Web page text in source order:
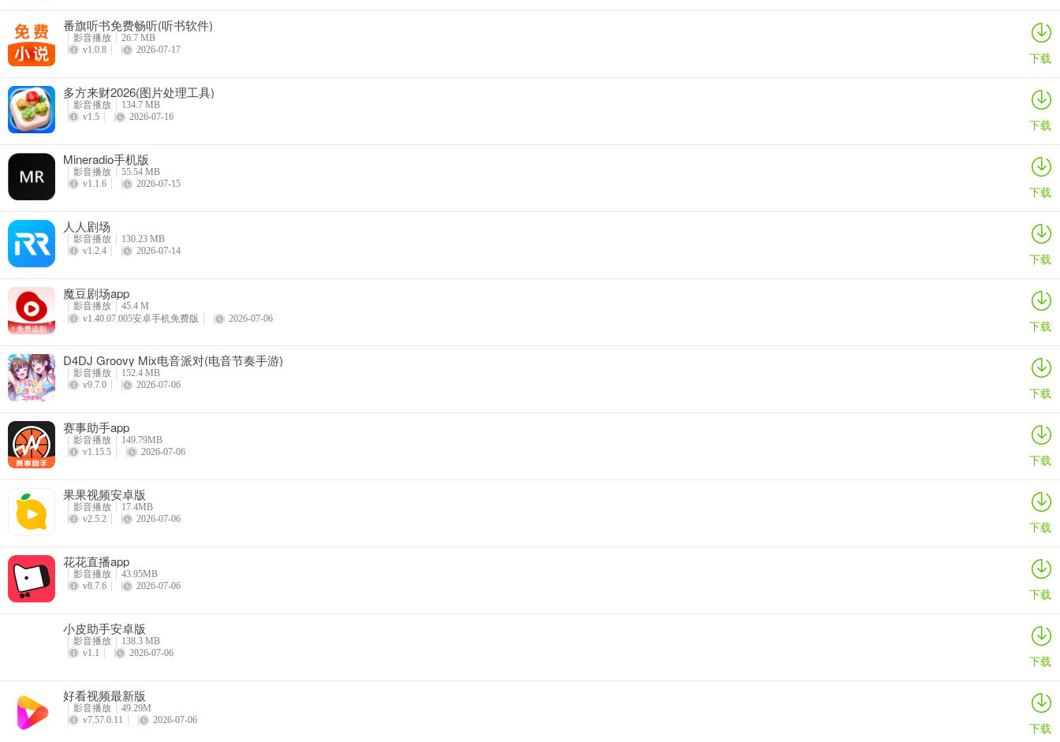
4、关闭后，即可不再接收相关APP推送内容。
操作完成后，你的通知栏将不再收到七柚剧场的广告推送，使用体验更加清爽。
v1.1.1版本
修复已知问题，优化用户体验。
番旗听书免费畅听(听书软件)
影音播放
26.7 MB
v1.0.8
2026-07-17 下载
多方来财2026(图片处理工具)
影音播放
134.7 MB
v1.5
2026-07-16 下载
Mineradio手机版
影音播放
55.54 MB
v1.1.6
2026-07-15 下载
人人剧场
影音播放
130.23 MB
v1.2.4
2026-07-14 下载
魔豆剧场app
影音播放
45.4 M
v1.40.07.005安卓手机免费版
2026-07-06 下载
D4DJ Groovy Mix电音派对(电音节奏手游)
影音播放
152.4 MB
v9.7.0
2026-07-06 下载
赛事助手app
影音播放
149.79MB
v1.15.5
2026-07-06 下载
果果视频安卓版
影音播放
17.4MB
v2.5.2
2026-07-06 下载
花花直播app
影音播放
43.95MB
v8.7.6
2026-07-06 下载
小皮助手安卓版
影音播放
138.3 MB
v1.1
2026-07-06 下载
好看视频最新版
影音播放
49.29M
v7.57.0.11
2026-07-06 下载